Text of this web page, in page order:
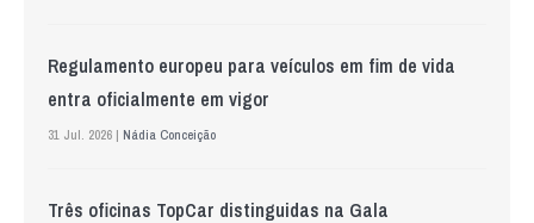
Regulamento europeu para veículos em fim de vida
entra oficialmente em vigor
31 Jul. 2026 | Nádia Conceição
Três oficinas TopCar distinguidas na Gala